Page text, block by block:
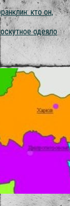
кто он,
одеяло